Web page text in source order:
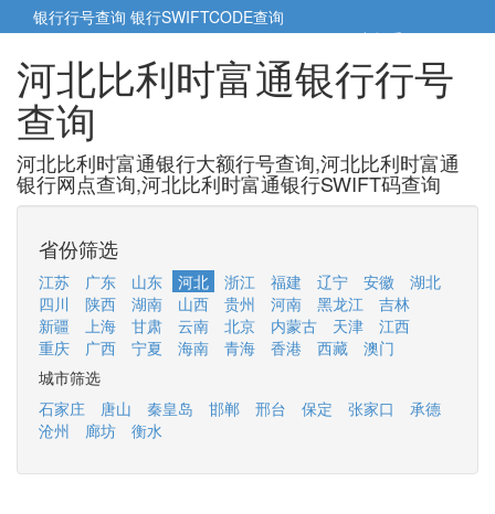
银行行号查询 银行SWIFTCODE查询
5cm小帮手5cm.cn
河北比利时富通银行行号
查询
河北比利时富通银行大额行号查询,河北比利时富通
银行网点查询,河北比利时富通银行SWIFT码查询
省份筛选
江苏 广东 山东 河北 浙江 福建 辽宁 安徽
湖北
四川
陕西 湖南 山西 贵州 河南 黑龙江
吉林
新疆
上海 甘肃 云南 北京 内蒙古 天津
江西
重庆
广西 宁夏 海南 青海 香港 西藏
澳门
城市筛选
石家庄
唐山 秦皇岛 邯郸 邢台 保定 张家口
承德
沧州
廊坊 衡水